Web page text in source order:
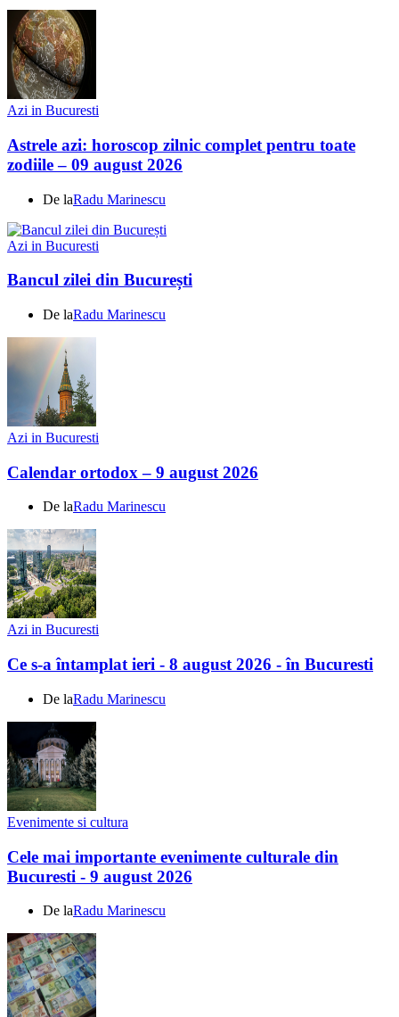
Azi in Bucuresti
Astrele azi: horoscop zilnic complet pentru toate
zodiile – 09 august 2026
De laRadu Marinescu
Azi in Bucuresti
Bancul zilei din București
De laRadu Marinescu
Azi in Bucuresti
Calendar ortodox – 9 august 2026
De laRadu Marinescu
Azi in Bucuresti
Ce s-a întamplat ieri - 8 august 2026 - în Bucuresti
De laRadu Marinescu
Evenimente si cultura
Cele mai importante evenimente culturale din
Bucuresti - 9 august 2026
De laRadu Marinescu